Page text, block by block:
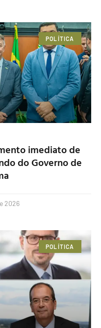
POLÍTICA
imediato de
do Governo de
2026
POLÍTICA